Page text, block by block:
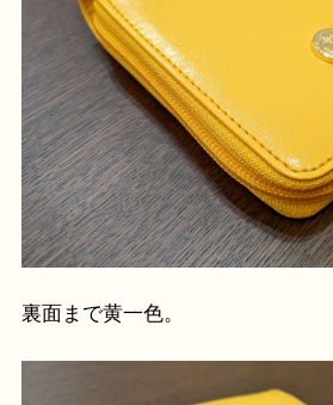
裏面まで黄一色。